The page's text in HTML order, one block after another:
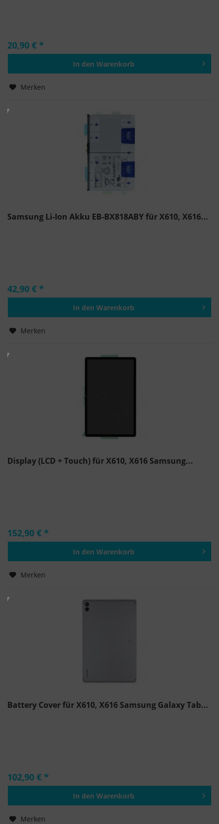
20,90 € *
In den Warenkorb
Merken
Samsung Li-Ion Akku EB-BX818ABY für X610, X616...
42,90 € *
In den Warenkorb
Merken
Display (LCD + Touch) für X610, X616 Samsung...
152,90 € *
In den Warenkorb
Merken
Battery Cover für X610, X616 Samsung Galaxy Tab...
102,90 € *
In den Warenkorb
Merken